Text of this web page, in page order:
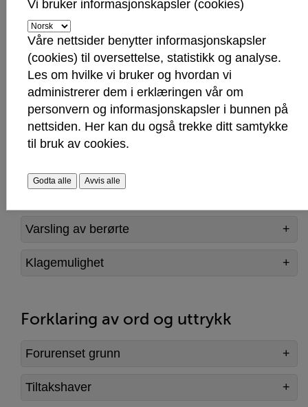
Grunnforurensning
Lovverk og myndighet
Registrering av områder med forurenset
grunn
Saksbehandling av forurenset grunn
Varsling av berørte
Klagemulighet
Forklaring av ord og uttrykk
Forurenset grunn
Tiltakshaver
Vi bruker informasjonskapsler (cookies)
Våre nettsider benytter informasjonskapsler
(cookies) til oversettelse, statistikk og analyse.
Les om hvilke vi bruker og hvordan vi
administrerer dem i erklæringen vår om
personvern og informasjonskapsler i bunnen på
nettsiden. Her kan du også trekke ditt samtykke
til bruk av cookies.
Godta alle Avvis alle